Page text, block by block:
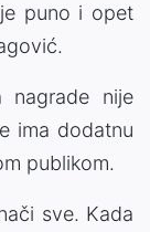
puno i opet
nagrade nije
ima dodatnu
publikom.
sve. Kada